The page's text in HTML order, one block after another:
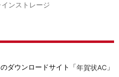
ンストレージ
ダウンロードサイト「年賀状AC」